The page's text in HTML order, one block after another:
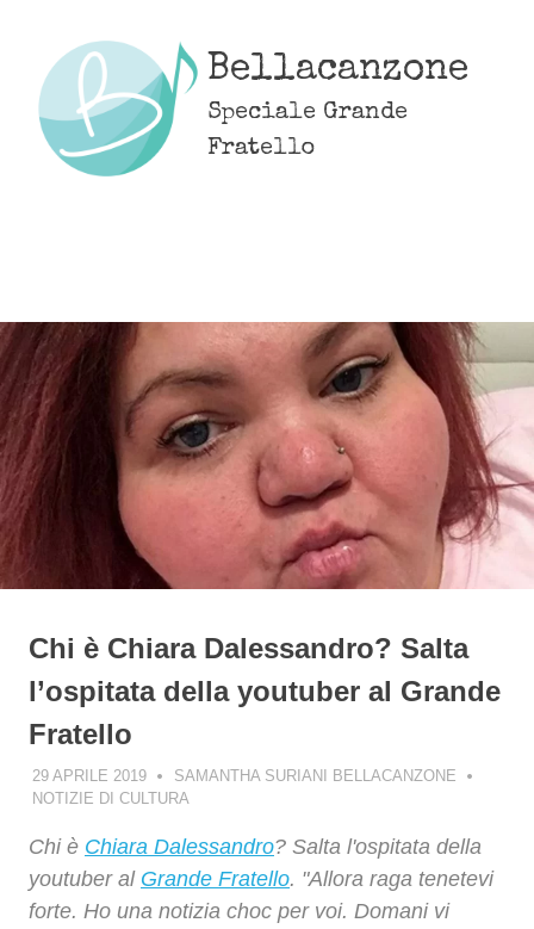
content
Bellacanzone
Speciale Grande
Fratello
Chi è Chiara Dalessandro? Salta
l’ospitata della youtuber al Grande
Fratello
29 APRILE 2019
SAMANTHA SURIANI BELLACANZONE
NOTIZIE DI CULTURA
Chi è Chiara Dalessandro? Salta l'ospitata della
youtuber al Grande Fratello. "Allora raga tenetevi
forte. Ho una notizia choc per voi. Domani vi